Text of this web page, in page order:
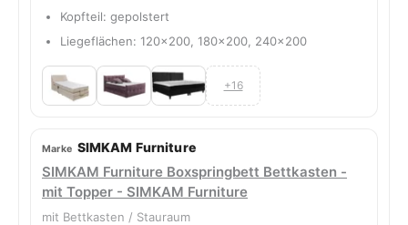
Kopfteil: gepolstert
Liegeflächen: 120x200, 180x200, 240x200
+16
SIMKAM Furniture
SIMKAM Furniture Boxspringbett Bettkasten -
mit Topper - SIMKAM Furniture
mit Bettkasten / Stauraum